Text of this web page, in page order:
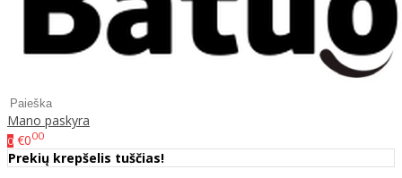
Mano paskyra
0 €000
Prekių krepšelis tuščias!